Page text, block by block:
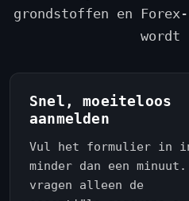
grondstoffen en
wordt
Snel, moeiteloos
aanmelden
Vul het formulier in
minder dan een minuut.
vragen alleen de